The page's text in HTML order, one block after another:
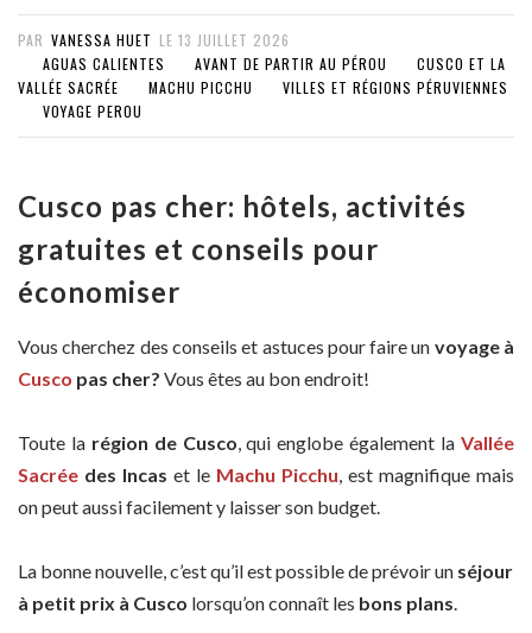
PAR VANESSA HUET LE 13 JUILLET 2026
AGUAS CALIENTES
AVANT DE PARTIR AU PÉROU
CUSCO ET LA
VALLÉE SACRÉE
MACHU PICCHU
VILLES ET RÉGIONS PÉRUVIENNES
VOYAGE PEROU
Cusco pas cher: hôtels, activités
gratuites et conseils pour
économiser
Vous cherchez des conseils et astuces pour faire un voyage à
Cusco pas cher? Vous êtes au bon endroit!
Toute la région de Cusco, qui englobe également laVallée
Sacrée des Incas et le Machu Picchu, est magnifique mais
on peut aussi facilement y laisser son budget.
La bonne nouvelle, c’est qu’il est possible de prévoir un séjour
à petit prix à Cusco lorsqu’on connaît les bons plans.